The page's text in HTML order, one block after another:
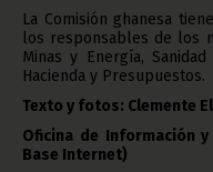
La Comisión ghanesa
los responsables de los
Minas y Energía,
Hacienda y Presupuestos.
Texto y fotos: Clemente
Oficina de Información
Base Internet)